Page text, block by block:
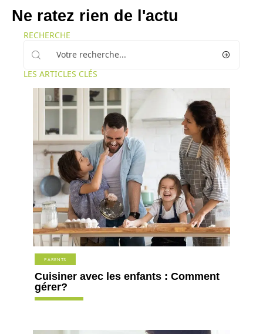
Ne ratez rien de l'actu
RECHERCHE
LES ARTICLES CLÉS
PARENTS
Cuisiner avec les enfants : Comment
gérer?